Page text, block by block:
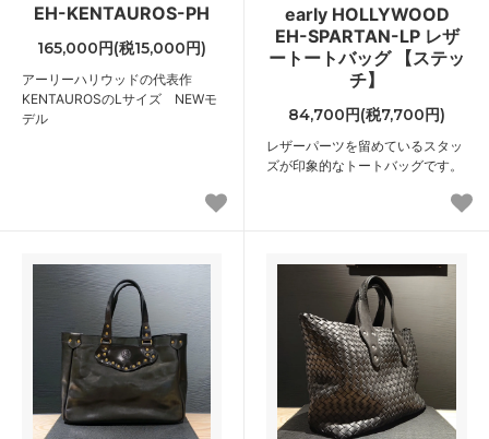
EH-KENTAUROS-PH
165,000円(税15,000円)
アーリーハリウッドの代表作
KENTAUROSのLサイズ NEWモ
デル
early HOLLYWOOD
EH-SPARTAN-LP レザ
ートートバッグ 【ステッ
チ】
84,700円(税7,700円)
レザーパーツを留めているスタッ
ズが印象的なトートバッグです。